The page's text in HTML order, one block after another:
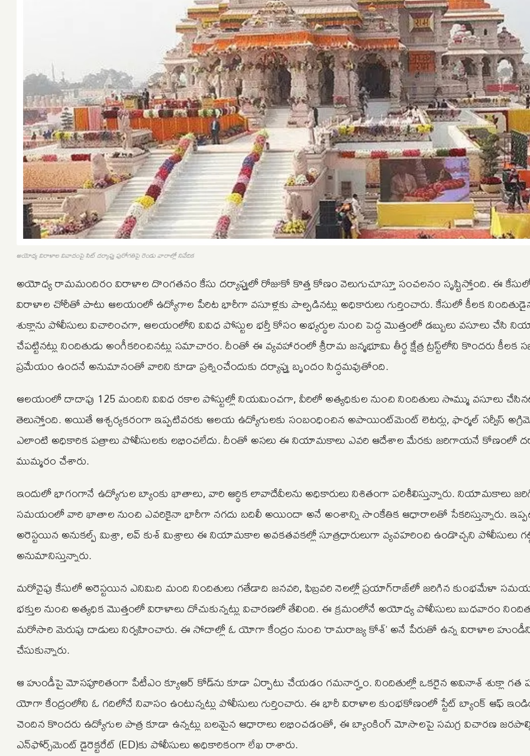
అయోధ్య విరాళాల వివాదంపై సిట్ దర్యాప్తు పురోగతిపై రెండు వారాల్లో నివేదిక
అయోధ్య రామమందిరం విరాళాల దొంగతనం కేసు దర్యాప్తులో రోజుకో కొత్త కోణం వెలుగుచూస్తూ సంచలనం సృష్టిస్తోంది. ఈ కేసులో
విరాళాల చోరీతో పాటు ఆలయంలో ఉద్యోగాల పేరిట భారీగా వసూళ్లకు పాల్పడినట్లు అధికారులు గుర్తించారు. కేసులో కీలక
శుక్లాను పోలీసులు విచారించగా, ఆలయంలోని వివిధ పోస్టుల భర్తీ కోసం అభ్యర్థుల నుంచి పెద్ద మొత్తంలో డబ్బులు వసూలు చేసి
చేపట్టినట్లు నిందితుడు అంగీకరించినట్లు సమాచారం. దీంతో ఈ వ్యవహారంలో శ్రీరామ జన్మభూమి తీర్థ క్షేత్ర ట్రస్ట్‌లోని కొందరు కీలక
ప్రమేయం ఉందనే అనుమానంతో వారిని కూడా ప్రశ్నించేందుకు దర్యాప్తు బృందం సిద్ధమవుతోంది.
ఆలయంలో దాదాపు 125 మందిని వివిధ రకాల పోస్టుల్లో నియమించగా, వీరిలో అత్యధికుల నుంచి నిందితులు సొమ్ము వసూలు
తెలుస్తోంది. అయితే ఆశ్చర్యకరంగా ఇప్పటివరకు ఆలయ ఉద్యోగులకు సంబంధించిన అపాయింట్‌మెంట్‌ లెటర్లు, ఫార్మల్‌ సర్వీస్
ఎలాంటి అధికారిక పత్రాలు పోలీసులకు లభించలేదు. దీంతో అసలు ఈ నియామకాలు ఎవరి ఆదేశాల మేరకు జరిగాయనే కోణంలో
ముమ్మరం చేశారు.
ఇందులో భాగంగానే ఉద్యోగుల బ్యాంకు ఖాతాలు, వారి ఆర్థిక లావాదేవీలను అధికారులు నిశితంగా పరిశీలిస్తున్నారు. నియామకాలు
సమయంలో వారి ఖాతాల నుంచి ఎవరికైనా భారీగా నగదు బదిలీ అయిందా అనే అంశాన్ని సాంకేతిక ఆధారాలతో సేకరిస్తున్నారు.
అరెస్టయిన అనుకల్ప్‌ మిశ్రా, లవ్‌ కుశ్‌ మిశ్రాలు ఈ నియామకాల అవకతవకల్లో సూత్రధారులుగా వ్యవహరించి ఉండొచ్చని పోలీసులు
అనుమానిస్తున్నారు.
మరోవైపు కేసులో అరెస్టయిన ఎనిమిది మంది నిందితులు గతేడాది జనవరి, ఫిబ్రవరి నెలల్లో ప్రయాగ్‌రాజ్‌లో జరిగిన కుంభమేళా
భక్తుల నుంచి అత్యధిక మొత్తంలో విరాళాలు దోచుకున్నట్లు విచారణలో తేలింది. ఈ క్రమంలోనే అయోధ్య పోలీసులు బుధవారం
మరోసారి మెరుపు దాడులు నిర్వహించారు. ఈ సోదాల్లో ఓ యోగా కేంద్రం నుంచి ‘రామరాజ్య కోశ్‌’ అనే పేరుతో ఉన్న విరాళాల
చేసుకున్నారు.
ఆ హుండీపై మోసపూరితంగా పేటీఎం క్యూఆర్‌ కోడ్‌ను కూడా ఏర్పాటు చేయడం గమనార్హం. నిందితుల్లో ఒకరైన అవినాశ్‌ శుక్లా గత
యోగా కేంద్రంలోని ఓ గదిలోనే నివాసం ఉంటున్నట్లు పోలీసులు గుర్తించారు. ఈ భారీ విరాళాల కుంభకోణంలో స్టేట్ బ్యాంక్ ఆఫ్
చెందిన కొందరు ఉద్యోగుల పాత్ర కూడా ఉన్నట్లు బలమైన ఆధారాలు లభించడంతో, ఈ బ్యాంకింగ్ మోసాలపై సమగ్ర విచారణ
ఎన్‌ఫోర్స్‌మెంట్ డైరెక్టరేట్ (ED)కు పోలీసులు అధికారికంగా లేఖ రాశారు.